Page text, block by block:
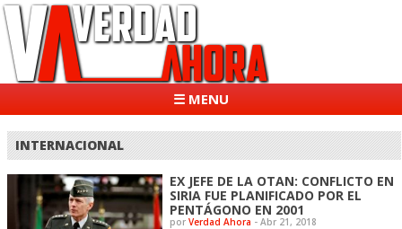
☰ MENU
INTERNACIONAL
EX JEFE DE LA OTAN: CONFLICTO EN
SIRIA FUE PLANIFICADO POR EL
PENTÁGONO EN 2001
porVerdad Ahora - Abr 21, 2018